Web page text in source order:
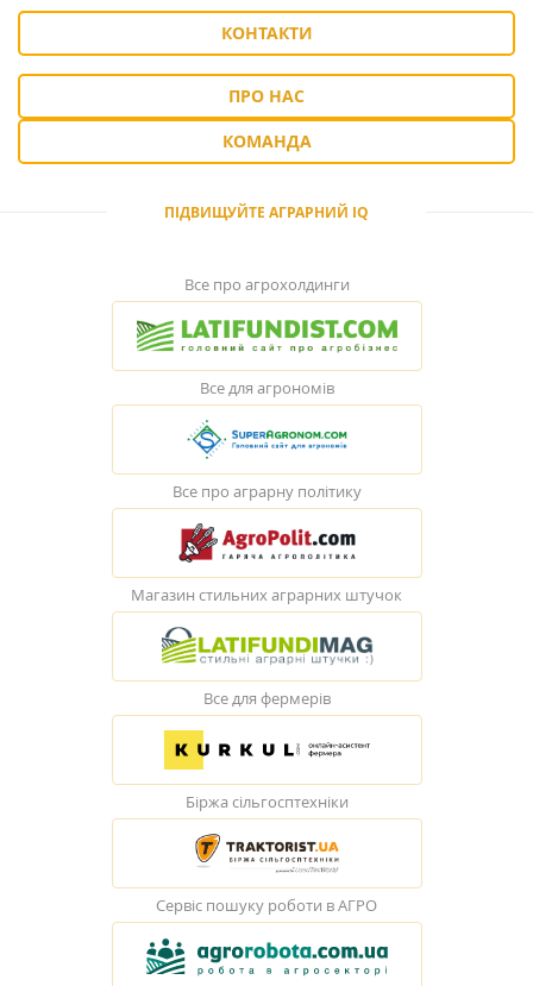
КОНТАКТИ
ПРО НАС
КОМАНДА
ПІДВИЩУЙТЕ АГРАРНИЙ IQ
Все про агрохолдинги
Все для агрономів
Все про аграрну політику
Магазин стильних аграрних штучок
Все для фермерів
Біржа сільгосптехніки
Сервіс пошуку роботи в АГРО